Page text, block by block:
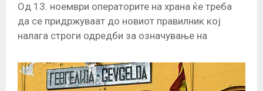
Од 13. ноември операторите на храна ќе треба
да се придржуваат до новиот правилник кој
налага строги одредби за означување на